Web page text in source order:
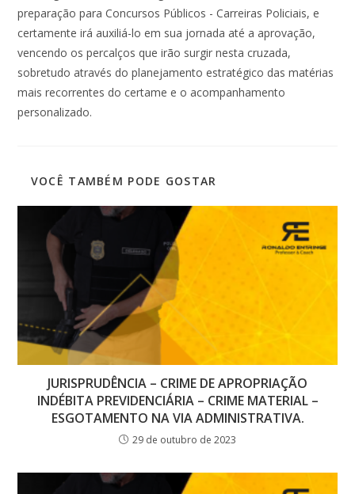
preparação para Concursos Públicos - Carreiras Policiais, e
certamente irá auxiliá-lo em sua jornada até a aprovação,
vencendo os percalços que irão surgir nesta cruzada,
sobretudo através do planejamento estratégico das matérias
mais recorrentes do certame e o acompanhamento
personalizado.
VOCÊ TAMBÉM PODE GOSTAR
JURISPRUDÊNCIA – CRIME DE APROPRIAÇÃO
INDÉBITA PREVIDENCIÁRIA – CRIME MATERIAL –
ESGOTAMENTO NA VIA ADMINISTRATIVA.
29 de outubro de 2023